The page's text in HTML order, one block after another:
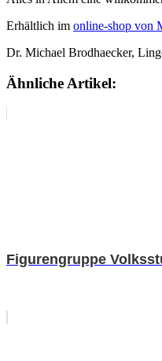
Erhältlich im online-shop von
Dr. Michael Brodhaecker,
Ähnliche Artikel:
Figurengruppe